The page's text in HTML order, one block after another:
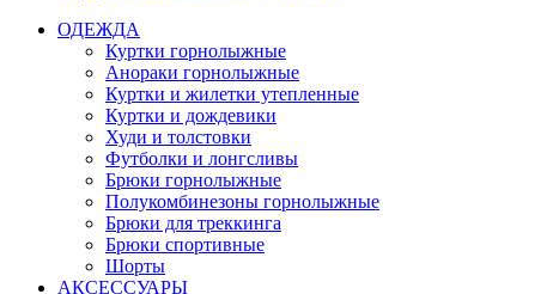
ОДЕЖДА
Куртки горнолыжные
Анораки горнолыжные
Куртки и жилетки утепленные
Куртки и дождевики
Худи и толстовки
Футболки и лонгсливы
Брюки горнолыжные
Полукомбинезоны горнолыжные
Брюки для треккинга
Брюки спортивные
Шорты
АКСЕССУАРЫ